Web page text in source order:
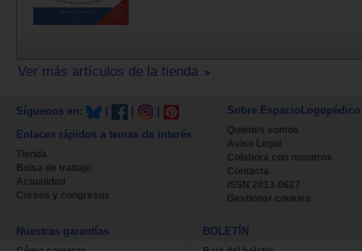
Ver más artículos de la tienda
Síguenos en:
Enlaces rápidos a temas de interés
Tienda
Bolsa de trabajo
Actualidad
Cursos y congresos
Sobre EspacioLogopédico
Quienes somos
Aviso Legal
Colabora con nosotros
Contacta
ISSN 2013-0627
Gestionar cookies
Nuestras garantías BOLETÍN